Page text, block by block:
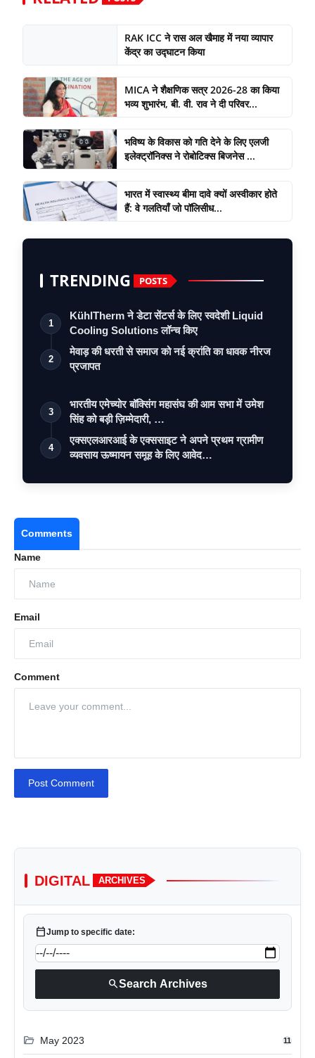
RAK ICC ने रास अल खैमाह में नया व्यापार
केंद्र का उद्घाटन किया
MICA ने शैक्षणिक सत्र 2026-28 का किया
भव्य शुभारंभ, बी. वी. राव ने दी परिवर...
भविष्य के विकास को गति देने के लिए एलजी
इलेक्ट्रॉनिक्स ने रोबोटिक्स बिजनेस ...
भारत में स्वास्थ्य बीमा दावे क्यों अस्वीकार होते
हैं: वे गलतियाँ जो पॉलिसीध...
TRENDING POSTS
1
KühlTherm ने डेटा सेंटर्स के लिए स्वदेशी Liquid
Cooling Solutions लॉन्च किए
2
मेवाड़ की धरती से समाज को नई क्रांति का धावक नीरज
प्रजापत
3
भारतीय एमेच्योर बॉक्सिंग महासंघ की आम सभा में उमेश
सिंह को बड़ी ज़िम्मेदारी, …
4
एक्सएलआरआई के एक्ससाइट ने अपने प्रथम ग्रामीण
व्यवसाय ऊष्मायन समूह के लिए आवेद…
Comments
Name
Email
Comment
Post Comment
DIGITAL ARCHIVES
calendar_todayJump to specific date:
searchSearch Archives
folder_open May 2023 11